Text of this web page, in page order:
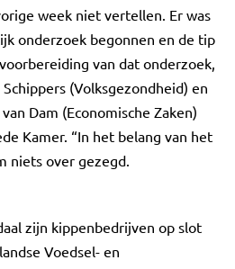
week niet vertellen. Er was
onderzoek begonnen en de tip
van dat onderzoek,
(Volksgezondheid) en
Dam (Economische Zaken)
Kamer. “In het belang van het
niets over gezegd.
zijn kippenbedrijven op slot
Voedsel- en